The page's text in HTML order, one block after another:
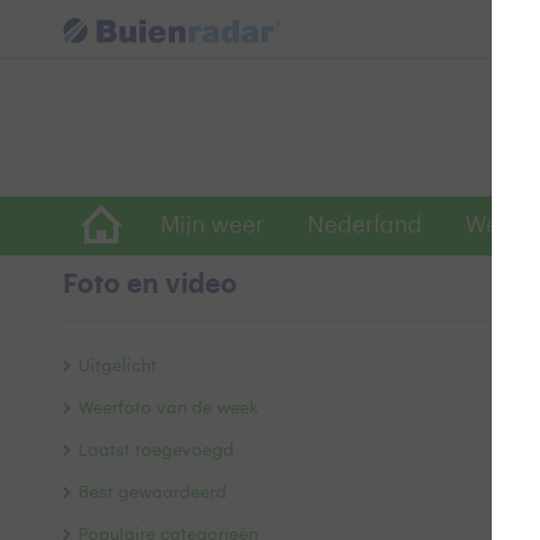
Mijn weer Nederland
Foto en video
Uitgelicht
Weerfoto van de week
Laatst toegevoegd
Best gewaardeerd
Populaire categorieën